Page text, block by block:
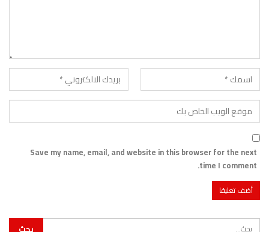
Save my name, email, and website in this browser for the next
time I comment.